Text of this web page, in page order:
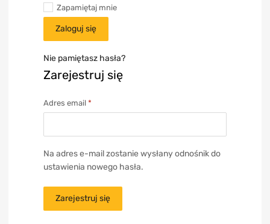
Zapamiętaj mnie
Zaloguj się
Nie pamiętasz hasła?
Zarejestruj się
Adres email *
Na adres e-mail zostanie wysłany odnośnik do
ustawienia nowego hasła.
Zarejestruj się